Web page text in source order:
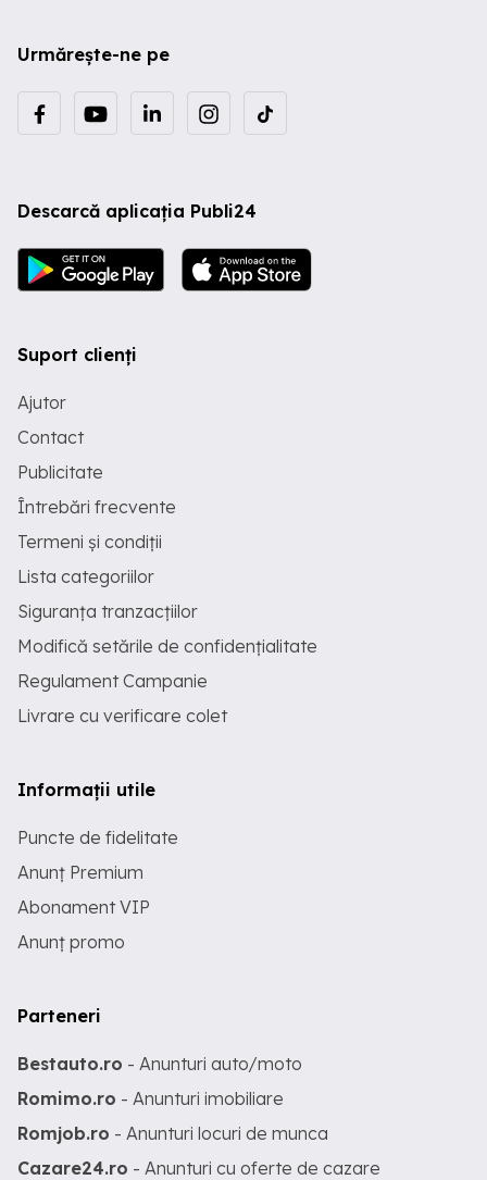
Urmărește-ne pe
Descarcă aplicația Publi24
Suport clienți
Ajutor
Contact
Publicitate
Întrebări frecvente
Termeni și condiții
Lista categoriilor
Siguranța tranzacțiilor
Modifică setările de confidențialitate
Regulament Campanie
Livrare cu verificare colet
Informații utile
Puncte de fidelitate
Anunț Premium
Abonament VIP
Anunț promo
Parteneri
Bestauto.ro - Anunturi auto/moto
Romimo.ro - Anunturi imobiliare
Romjob.ro - Anunturi locuri de munca
Cazare24.ro - Anunturi cu oferte de cazare